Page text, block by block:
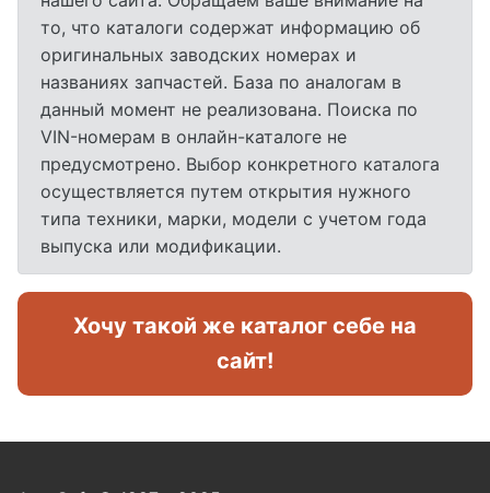
то, что каталоги содержат информацию об
оригинальных заводских номерах и
названиях запчастей. База по аналогам в
данный момент не реализована. Поиска по
VIN-номерам в онлайн-каталоге не
предусмотрено. Выбор конкретного каталога
осуществляется путем открытия нужного
типа техники, марки, модели с учетом года
выпуска или модификации.
Хочу такой же каталог себе на
сайт!